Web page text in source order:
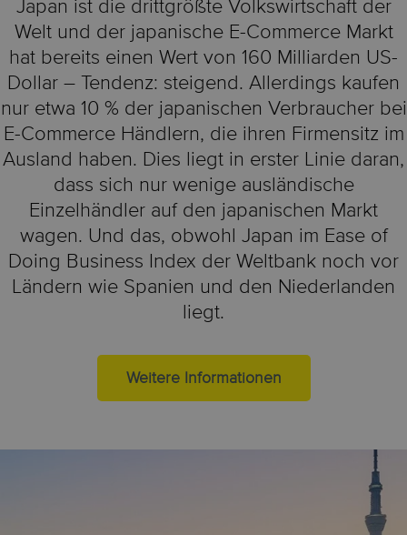
Japan ist die drittgrößte Volkswirtschaft der
Welt und der japanische E-Commerce Markt
hat bereits einen Wert von 160 Milliarden US-
Dollar – Tendenz: steigend. Allerdings kaufen
nur etwa 10 % der japanischen Verbraucher bei
E-Commerce Händlern, die ihren Firmensitz im
Ausland haben. Dies liegt in erster Linie daran,
dass sich nur wenige ausländische
Einzelhändler auf den japanischen Markt
wagen. Und das, obwohl Japan im Ease of
Doing Business Index der Weltbank noch vor
Ländern wie Spanien und den Niederlanden
liegt.
Weitere Informationen